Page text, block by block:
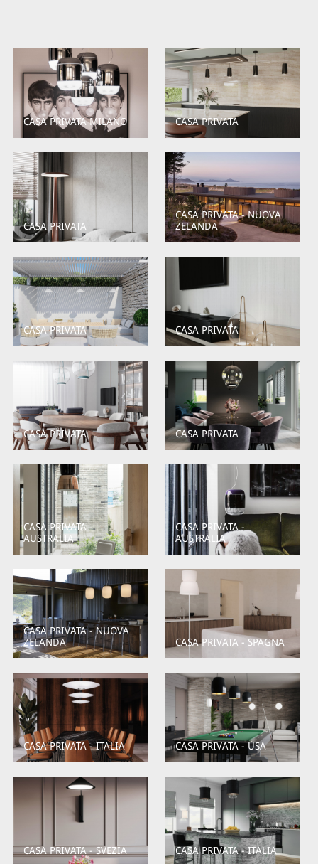
CASA PRIVATA MILANO CASA PRIVATA
CASA PRIVATA
CASA PRIVATA - NUOVA
ZELANDA
CASA PRIVATA CASA PRIVATA
CASA PRIVATA CASA PRIVATA
CASA PRIVATA -
AUSTRALIA
CASA PRIVATA -
AUSTRALIA
CASA PRIVATA - NUOVA
ZELANDA
CASA PRIVATA - SPAGNA
CASA PRIVATA - ITALIA CASA PRIVATA - USA
CASA PRIVATA - SVEZIA CASA PRIVATA - ITALIA